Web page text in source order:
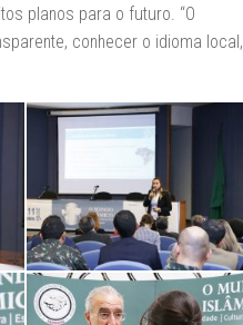
planos para o futuro. “O
conhecer o idioma local,